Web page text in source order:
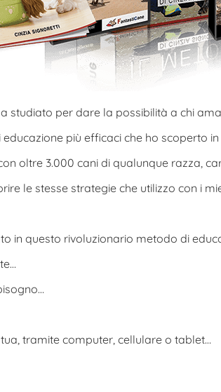
studiato per dare la possibilità a chi
più efficaci che ho scoperto
oltre 3.000 cani di qualunque razza,
le stesse strategie che utilizzo con i
in questo rivoluzionario metodo di
tramite computer, cellulare o tablet…